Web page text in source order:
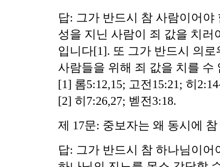
답: 그가 반드시 참 사람이어
성을 지닌 사람이 죄 값을 치
입니다[1]. 또 그가 반드시 의로
사람들을 위해 죄 값을 치를 수
[1] 롬5:12,15; 고전15:21; 히
[2] 히7:26,27; 벧전3:18.
제 17문: 중보자는 왜 동시에
답: 그가 반드시 참 하나님이